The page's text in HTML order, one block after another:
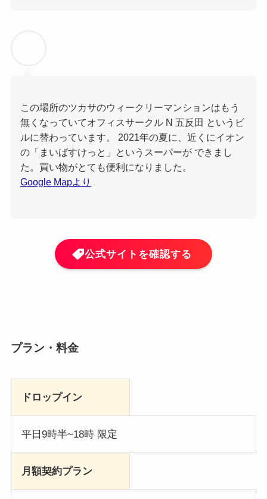
この場所のツカサのウィークリーマンションはもう
無くなっていてオフィスサークル N 五反田 というビ
ルに替わっています。 2021年の夏に、近くにイオン
の「まいばすけっと」というスーパーが できまし
た。買い物がとても便利になりました。
Google Mapより
公式サイトを確認する
プラン・料金
ドロップイン
平日9時半~18時 限定
月額契約プラン